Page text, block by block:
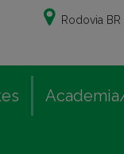
Rodovia